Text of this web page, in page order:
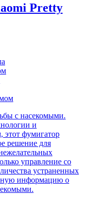
Pretty
с насекомыми.
и
этот фумигатор
решение для
управление со
устраненных
информацию о